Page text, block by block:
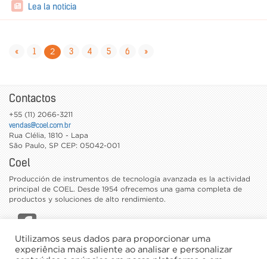
Lea la noticia
« 1 2 3 4 5 6 »
Contactos
+55 (11) 2066-3211
vendas@coel.com.br
Rua Clélia, 1810 - Lapa
São Paulo, SP CEP: 05042-001
Coel
Producción de instrumentos de tecnología avanzada es la actividad
principal de COEL. Desde 1954 ofrecemos una gama completa de
productos y soluciones de alto rendimiento.
CATÁLOGOS
Utilizamos seus dados para proporcionar uma
experiência mais saliente ao analisar e personalizar